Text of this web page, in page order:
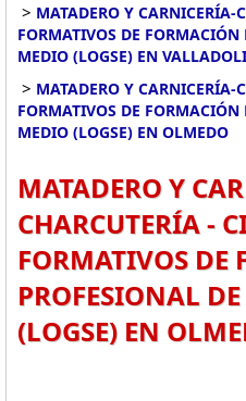
> MATADERO Y CARNICERÍA-
FORMATIVOS DE
MEDIO (LOGSE) EN
> MATADERO Y CARNICERÍA-
FORMATIVOS DE
MEDIO (LOGSE) EN OLMEDO
MATADERO Y
CHARCUTERÍA -
FORMATIVOS DE
PROFESIONAL
(LOGSE) EN